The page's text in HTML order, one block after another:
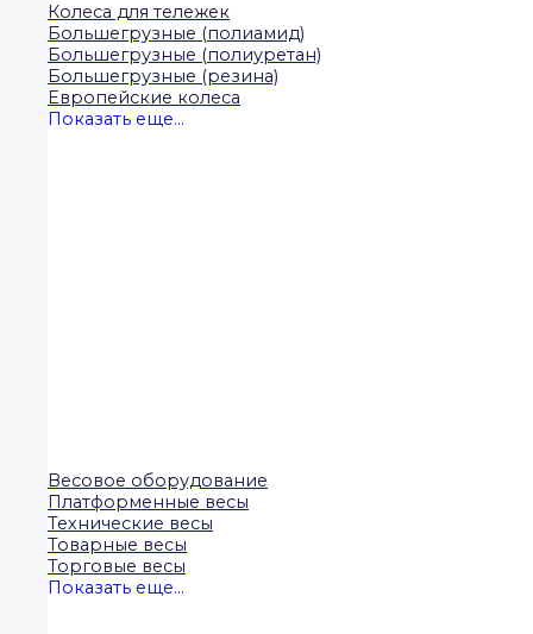
Колеса для тележек
Большегрузные (полиамид)
Большегрузные (полиуретан)
Большегрузные (резина)
Европейские колеса
Показать еще...
Весовое оборудование
Платформенные весы
Технические весы
Товарные весы
Торговые весы
Показать еще...